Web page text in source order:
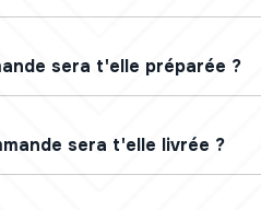
sera t'elle préparée ?
sera t'elle livrée ?